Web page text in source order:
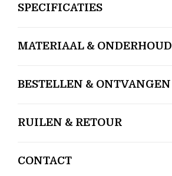
SPECIFICATIES
MATERIAAL & ONDERHOUD
BESTELLEN & ONTVANGEN
RUILEN & RETOUR
CONTACT